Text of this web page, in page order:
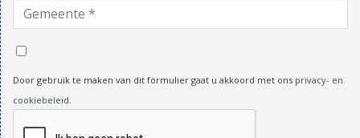
Door gebruik te maken van dit formulier gaat u akkoord met ons privacy- en
cookiebeleid